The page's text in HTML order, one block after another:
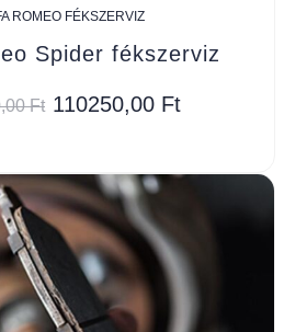
ROMEO FÉKSZERVIZ
Spider fékszerviz
Ft 110250,00 Ft